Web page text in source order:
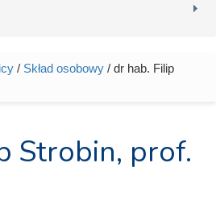
/ Skład osobowy / dr hab. Filip
Strobin, prof.